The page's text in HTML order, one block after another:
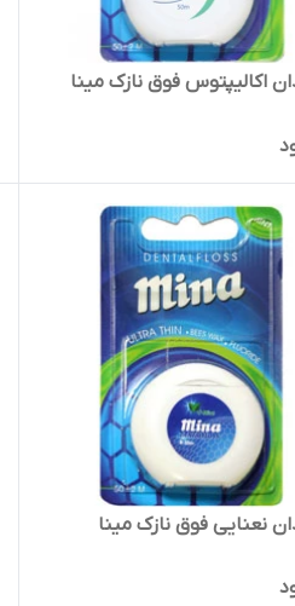
اکالیپتوس فوق نازک مینا
نعنایی فوق نازک مینا